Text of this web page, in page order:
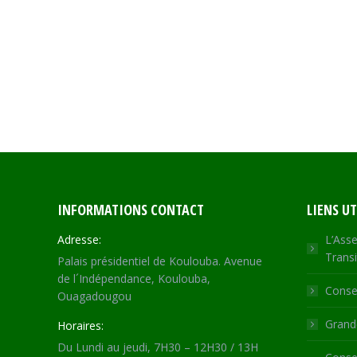
INFORMATIONS CONTACT
Adresse:
Palais présidentiel de Koulouba. Avenue
de l´Indépendance, Koulouba,
Ouagadougou
Horaires:
Du Lundi au jeudi, 7H30 – 12H30 / 13H
LIENS